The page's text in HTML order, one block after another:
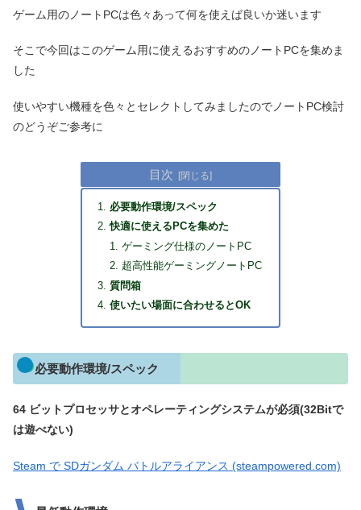
ゲーム用のノートPCは色々あって何を使えば良いか迷います
そこで今回はこのゲーム用に使えるおすすめのノートPCを集めま
した
使いやすい機種を色々とセレクトしてみましたのでノートPC検討
のどうぞご参考に
目次
必要動作環境/スペック
快適に使えるPCを集めた
ゲーミング仕様のノートPC
超高性能ゲーミングノートPC
質問箱
使いたい場面に合わせるとOK
必要動作環境/スペック
64 ビットプロセッサとオペレーティングシステムが必須(32Bitで
は遊べない)
Steam で SDガンダム バトルアライアンス (steampowered.com)